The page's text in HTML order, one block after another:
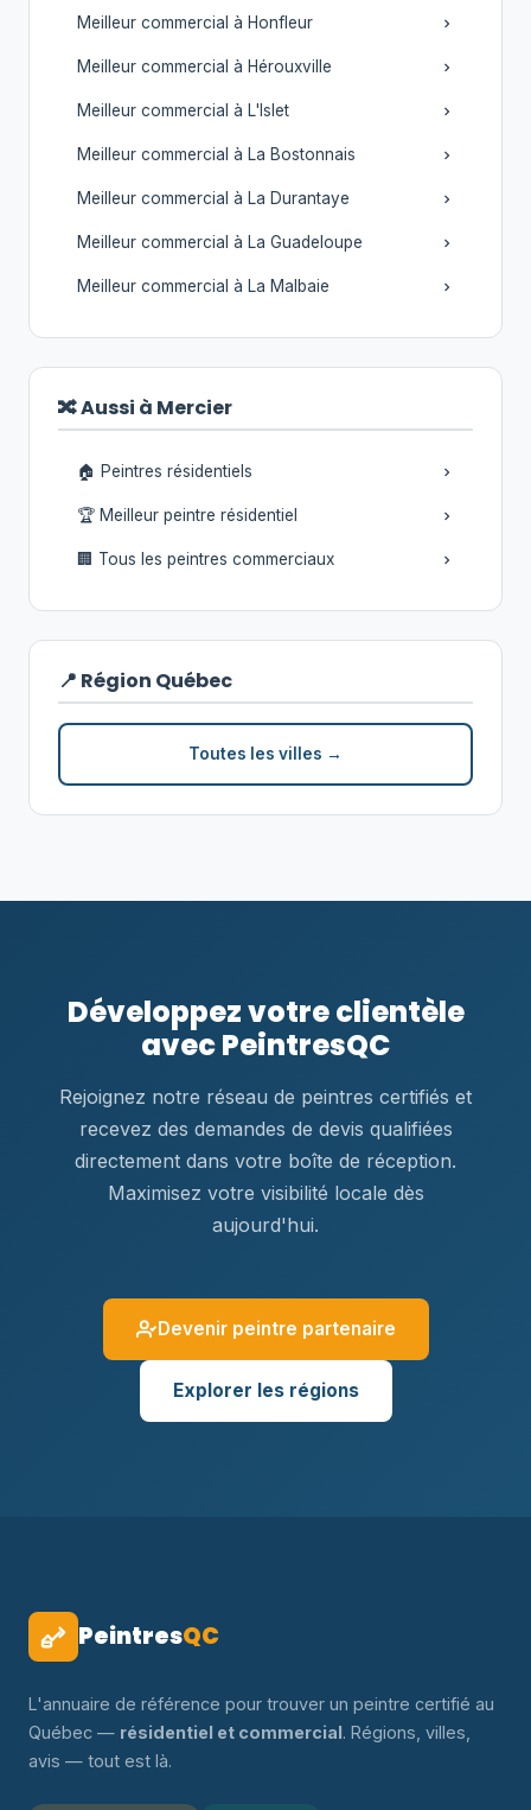
Meilleur commercial à Honfleur
Meilleur commercial à Hérouxville
Meilleur commercial à L'Islet
Meilleur commercial à La Bostonnais
Meilleur commercial à La Durantaye
Meilleur commercial à La Guadeloupe
Meilleur commercial à La Malbaie
🔀 Aussi à Mercier
🏠 Peintres résidentiels
🏆 Meilleur peintre résidentiel
🏢 Tous les peintres commerciaux
📍 Région Québec
Toutes les villes →
Développez votre clientèle
avec PeintresQC
Rejoignez notre réseau de peintres certifiés et
recevez des demandes de devis qualifiées
directement dans votre boîte de réception.
Maximisez votre visibilité locale dès
aujourd'hui.
Devenir peintre partenaire
Explorer les régions
PeintresQC
L'annuaire de référence pour trouver un peintre certifié au
Québec — résidentiel et commercial. Régions, villes,
avis — tout est là.